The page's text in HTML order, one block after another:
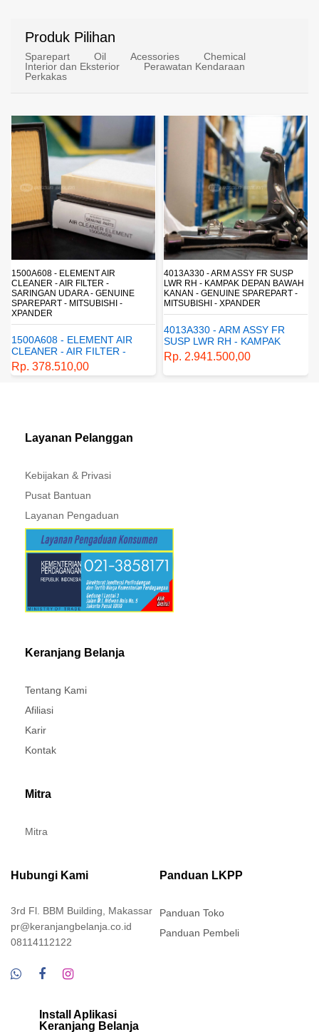
Produk Pilihan
Sparepart Oil Acessories
Chemical
Interior dan Eksterior
Perawatan Kendaraan
Perkakas
4013A330 - ARM ASSY FR SUSP
LWR RH - KAMPAK DEPAN BAWAH
KANAN - GENUINE SPAREPART -
MITSUBISHI - XPANDER
SUSP LWR RH - KAMPAK
DEPAN BAWAH KANAN -
GENUINE SPAREPART -
MITSUBISHI - XPANDER
Rp. 2.941.500,00
4162A413 - SHOCK ABSORBER RR
SUSP - SUSPENSI BELAKANG -
SHOCKBREAKER BELAKANG -
GENUINE SPAREPART -
MITSUBISHI - XPANDER
4162A413 - SHOCK
ABSORBER RR SUSP -
SUSPENSI BELAKANG -
SHOCKBREAKER BELAKANG
Rp. 1.198.800,00
Layanan Pelanggan
Kebijakan & Privasi
Pusat Bantuan
Layanan Pengaduan
Keranjang Belanja
Tentang Kami
Afiliasi
Karir
Kontak
Mitra
Mitra
Hubungi Kami
3rd Fl. BBM Building, Makassar
pr@keranjangbelanja.co.id
08114112122
Panduan LKPP
Panduan Toko
Panduan Pembeli
Install Aplikasi
Keranjang Belanja